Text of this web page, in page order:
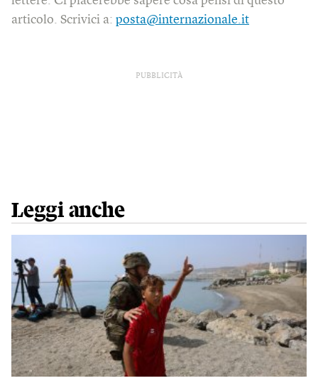
articolo. Scrivici a: posta@internazionale.it
PUBBLICITÀ
Leggi anche